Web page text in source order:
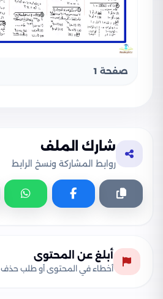
صفحة 1
شارك الملف
روابط المشاركة ونسخ الرابط
أبلغ عن المحتوى
أخطاء في المحتوى أو طلب حذف